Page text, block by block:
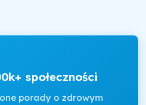
społeczności
porady o zdrowym